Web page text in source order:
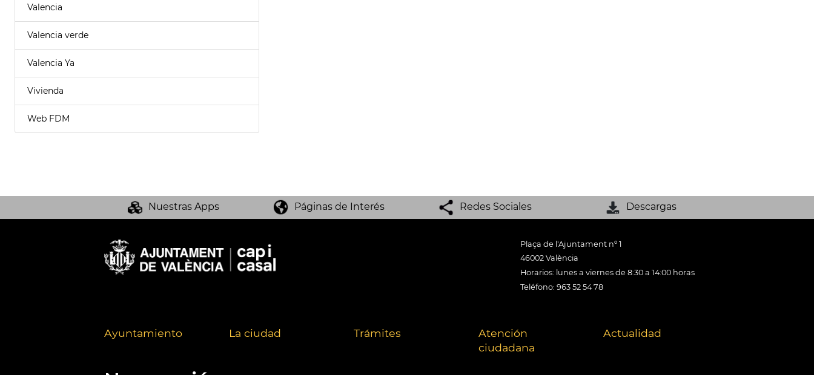
Valencia
Valencia verde
Valencia Ya
Vivienda
Web FDM
Nuestras Apps Páginas de Interés Redes Sociales Descargas
Plaça de l'Ajuntament nº 1
46002 València
Horarios: lunes a viernes de 8:30 a 14:00 horas
Teléfono: 963 52 54 78
Ayuntamiento La ciudad Trámites
Atención
ciudadana
Actualidad